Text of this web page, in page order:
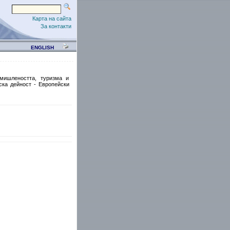
Карта на сайта
За контакти
ENGLISH
туризма и
дейност - Европейски